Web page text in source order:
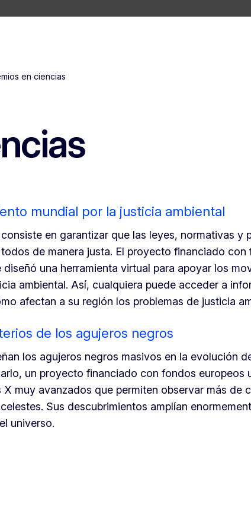
en ciencias
mundial por la justicia ambiental
en garantizar que las leyes, normativas y
de manera justa. El proyecto financiado con
diseñó una herramienta virtual para apoyar los
ambiental. Así, cualquiera puede acceder a
afectan a su región los problemas de justicia
de los agujeros negros
los agujeros negros masivos en la evolución
un proyecto financiado con fondos europeos
muy avanzados que permiten observar más de
Sus descubrimientos amplían
universo.